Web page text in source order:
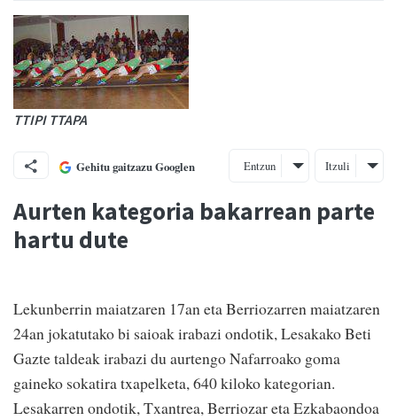
TTIPI TTAPA
Gehitu gaitzazu Googlen Entzun Itzuli
Aurten kategoria bakarrean parte
hartu dute
Lekunberrin maiatzaren 17an eta Berriozarren maiatzaren
24an jokatutako bi saioak irabazi ondotik, Lesakako Beti
Gazte taldeak irabazi du aurtengo Nafarroako goma
gaineko sokatira txapelketa, 640 kiloko kategorian.
Lesakarren ondotik, Txantrea, Berriozar eta Ezkabaondoa